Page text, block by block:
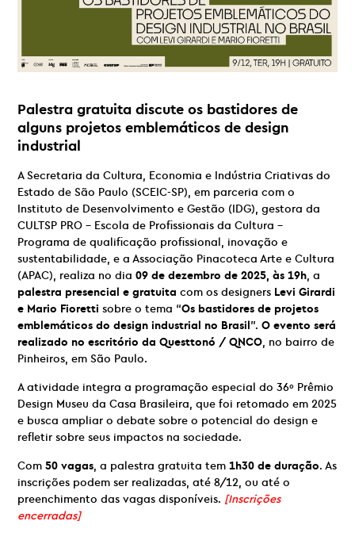
Palestra gratuita discute os bastidores de
alguns projetos emblemáticos de design
industrial
A Secretaria da Cultura, Economia e Indústria Criativas do
Estado de São Paulo (SCEIC-SP), em parceria com o
Instituto de Desenvolvimento e Gestão (IDG), gestora da
CULTSP PRO – Escola de Profissionais da Cultura –
Programa de qualificação profissional, inovação e
sustentabilidade, e a Associação Pinacoteca Arte e Cultura
(APAC), realiza no dia 09 de dezembro de 2025, às 19h, a
palestra presencial e gratuita com os designers Levi Girardi
e Mario Fioretti sobre o tema “Os bastidores de projetos
emblemáticos do design industrial no Brasil”. O evento será
realizado no escritório da Questtonó / QNCO, no bairro de
Pinheiros, em São Paulo.
A atividade integra a programação especial do 36º Prêmio
Design Museu da Casa Brasileira, que foi retomado em 2025
e busca ampliar o debate sobre o potencial do design e
refletir sobre seus impactos na sociedade.
Com 50 vagas, a palestra gratuita tem 1h30 de duração. As
inscrições podem ser realizadas, até 8/12, ou até o
preenchimento das vagas disponíveis. [Inscrições
encerradas]